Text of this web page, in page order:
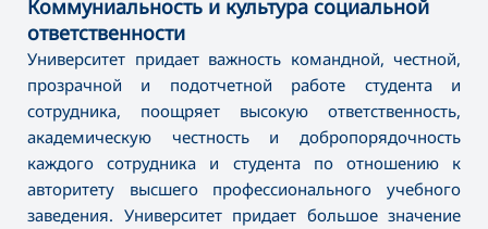
Коммуниальность и культура социальной
ответственности
Университет придает важность командной, честной,
прозрачной и подотчетной работе студента и
сотрудника, поощряет высокую ответственность,
академическую честность и добропорядочность
каждого сотрудника и студента по отношению к
авторитету высшего профессионального учебного
заведения. Университет придает большое значение